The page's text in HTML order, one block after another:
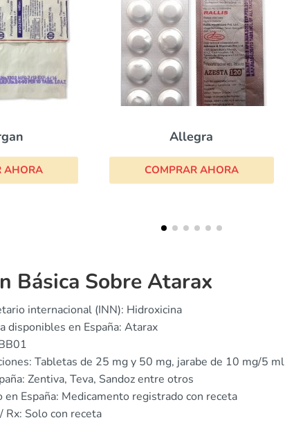
AHORA
Hidroxizina
COMPRAR AHORA
Básica Sobre Atarax
internacional (INN): Hidroxicina
disponibles en España: Atarax
Tabletas de 25 mg y 50 mg, jarabe de 10 mg/5 ml
Zentiva, Teva, Sandoz entre otros
en España: Medicamento registrado con receta
Rx: Solo con receta